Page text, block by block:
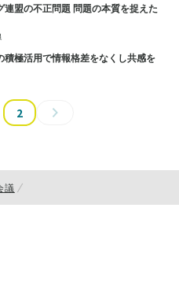
連盟の不正問題 問題の本質を捉えた
積極活用で情報格差をなくし共感を
2
議